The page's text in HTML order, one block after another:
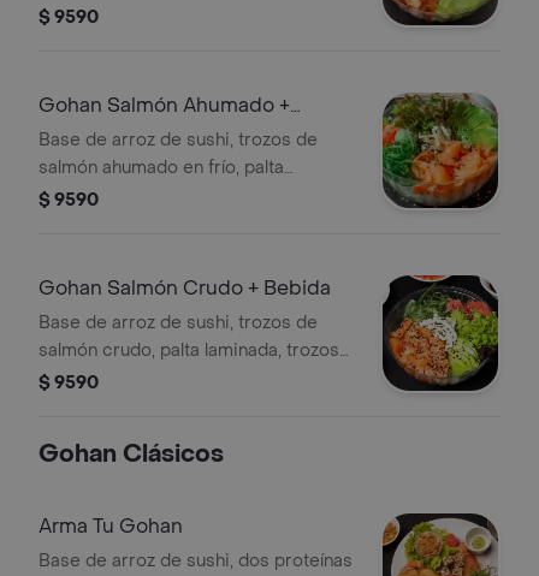
y cebollín. Jengibre y wasabi opcional,
$ 9590
Gohan Salmón Ahumado +
Bebida
Base de arroz de sushi, trozos de
salmón ahumado en frío, palta
laminada, trozos de queso crema,
$ 9590
Gohan Salmón Crudo + Bebida
Base de arroz de sushi, trozos de
salmón crudo, palta laminada, trozos
de queso crema, cebollín, jengibre y
$ 9590
Gohan Clásicos
Arma Tu Gohan
Base de arroz de sushi, dos proteínas